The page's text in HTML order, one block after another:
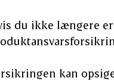
du ikke længere er
kan